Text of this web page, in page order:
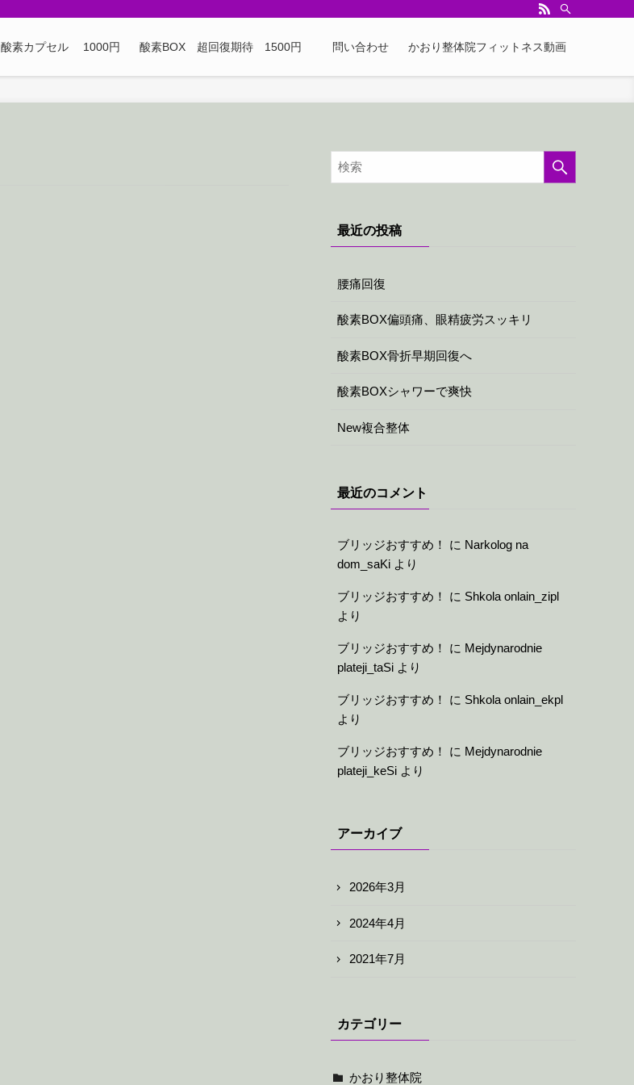
酸素カプセル 1000円 酸素BOX 超回復期待 1500円 問い合わせ かおり整体院フィットネス動画
最近の投稿
腰痛回復
酸素BOX偏頭痛、眼精疲労スッキリ
酸素BOX骨折早期回復へ
酸素BOXシャワーで爽快
New複合整体
最近のコメント
ブリッジおすすめ！ に Narkolog na
dom_saKi より
ブリッジおすすめ！ に Shkola onlain_zipl
より
ブリッジおすすめ！ に Mejdynarodnie
plateji_taSi より
ブリッジおすすめ！ に Shkola onlain_ekpl
より
ブリッジおすすめ！ に Mejdynarodnie
plateji_keSi より
アーカイブ
2026年3月
2024年4月
2021年7月
カテゴリー
かおり整体院